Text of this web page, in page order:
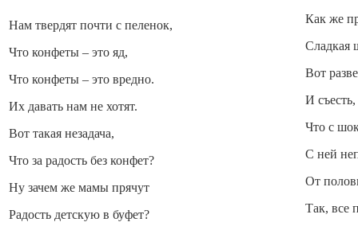
Нам твердят почти с пеленок,
Что конфеты – это яд,
Что конфеты – это вредно.
Их давать нам не хотят.
Вот такая незадача,
Что за радость без конфет?
Ну зачем же мамы прячут
Радость детскую в буфет?
Как же
Сладкая
Вот
И съесть,
Что с
С ней
От
Так, все